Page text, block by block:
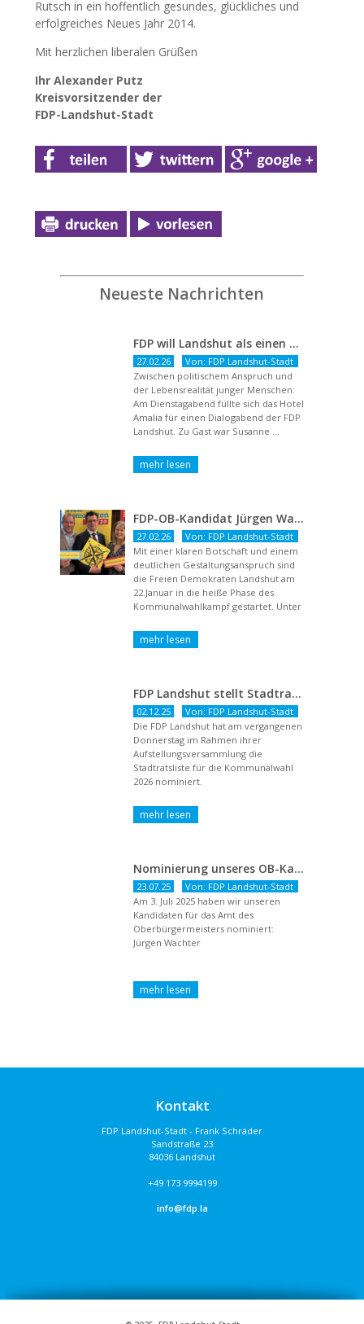
Rutsch in ein hoffentlich gesundes, glückliches und
erfolgreiches Neues Jahr 2014.
Mit herzlichen liberalen Grüßen
Ihr Alexander Putz
Kreisvorsitzender der
FDP-Landshut-Stadt
Neueste Nachrichten
FDP will Landshut als einen echten Chancenort gestalten
27.02.26
Von: FDP Landshut-Stadt
Zwischen politischem Anspruch und
der Lebensrealität junger Menschen:
Am Dienstagabend füllte sich das Hotel
Amalia für einen Dialogabend der FDP
Landshut. Zu Gast war Susanne ...
FDP-OB-Kandidat Jürgen Wachter: „Politik auf Pump ist unsozial“
27.02.26
Von: FDP Landshut-Stadt
Mit einer klaren Botschaft und einem
deutlichen Gestaltungsanspruch sind
die Freien Demokraten Landshut am
22.Januar in die heiße Phase des
Kommunalwahlkampf gestartet. Unter
FDP Landshut stellt Stadtratsliste für 2026 auf – OB-Kandidat Jürgen Wachter betont Gestaltungsanspruch und liberale Zukunftsvision
02.12.25
Von: FDP Landshut-Stadt
Die FDP Landshut hat am vergangenen
Donnerstag im Rahmen ihrer
Aufstellungsversammlung die
Stadtratsliste für die Kommunalwahl
2026 nominiert.
Nominierung unseres OB-Kandidaten
23.07.25
Von: FDP Landshut-Stadt
Am 3. Juli 2025 haben wir unseren
Kandidaten für das Amt des
Oberbürgermeisters nominiert:
Jürgen Wachter
Kontakt
FDP Landshut-Stadt - Frank Schräder
Sandstraße 23
84036 Landshut
+49 173 9994199
info@fdp.la